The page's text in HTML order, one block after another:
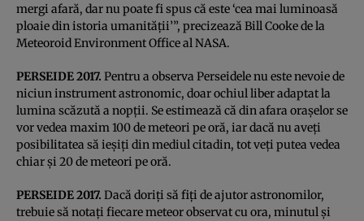
mergi afară, dar nu poate fi spus că este ‘cea mai luminoasă
ploaie din istoria umanităţii’”, precizează Bill Cooke de la
Meteoroid Environment Office al NASA.
PERSEIDE 2017. Pentru a observa Perseidele nu este nevoie de
niciun instrument astronomic, doar ochiul liber adaptat la
lumina scăzută a nopţii. Se estimează că din afara oraşelor se
vor vedea maxim 100 de meteori pe oră, iar dacă nu aveţi
posibilitatea să ieşiţi din mediul citadin, tot veţi putea vedea
chiar şi 20 de meteori pe oră.
PERSEIDE 2017. Dacă doriţi să fiţi de ajutor astronomilor,
trebuie să notaţi fiecare meteor observat cu ora, minutul şi